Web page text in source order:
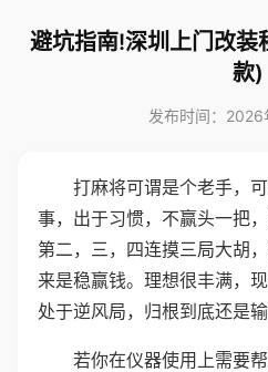
避坑指南!深圳上门改装
款)
发布时间：2026
打麻将可谓是个老手，
事，出于习惯，不赢头一把
第二，三，四连摸三局大胡
来是稳赢钱。理想很丰满，
处于逆风局，归根到底还是输
若你在仪器使用上需要